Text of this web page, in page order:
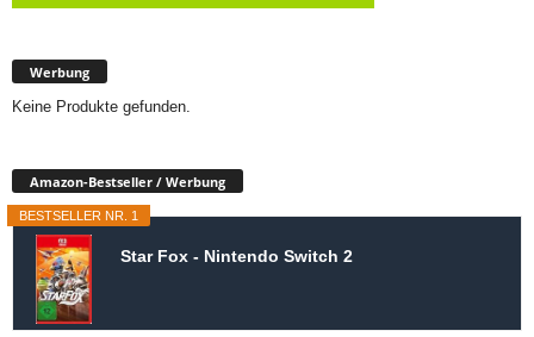
Werbung
Keine Produkte gefunden.
Amazon-Bestseller / Werbung
BESTSELLER NR. 1
Star Fox - Nintendo Switch 2